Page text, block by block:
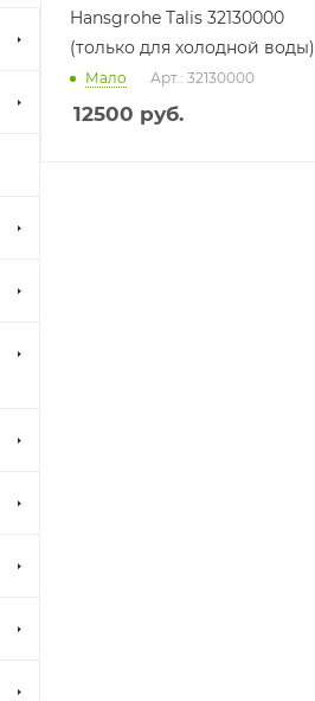
Hansgrohe Talis 32130000
(только для холодной воды)
Мало Арт.: 32130000
12500 руб.